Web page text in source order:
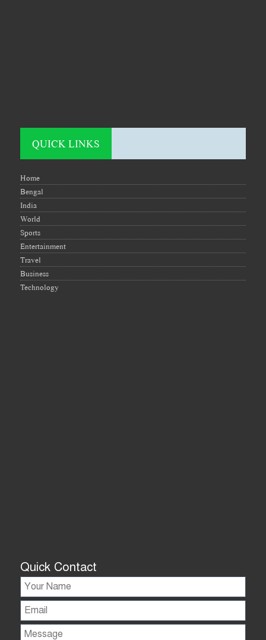
QUICK LINKS
Home
Bengal
India
World
Sports
Entertainment
Travel
Business
Technology
Quick Contact